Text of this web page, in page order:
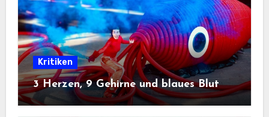
Kritiken
3 Herzen, 9 Gehirne und blaues Blut